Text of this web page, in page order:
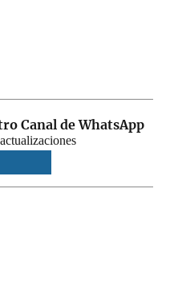
Canal de WhatsApp